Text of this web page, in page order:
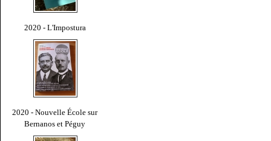
2020 - L'Impostura
2020 - Nouvelle École sur
Bernanos et Péguy